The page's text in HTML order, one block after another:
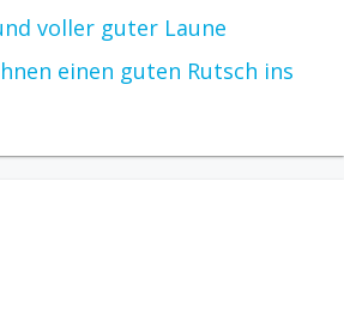
voller guter Laune
einen guten Rutsch ins